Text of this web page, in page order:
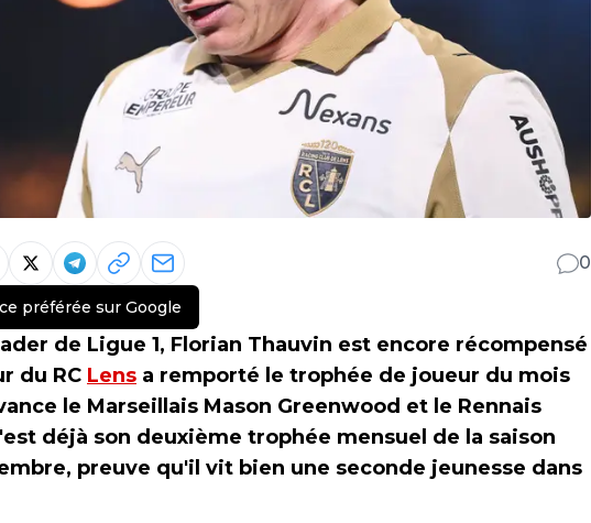
0
préférée sur Google
de Ligue 1, Florian Thauvin est encore récompensé
du RC Lens a remporté le trophée de joueur du mois
le Marseillais Mason Greenwood et le Rennais
déjà son deuxième trophée mensuel de la saison
preuve qu'il vit bien une seconde jeunesse dans